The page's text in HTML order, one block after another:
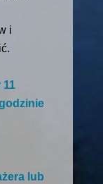
i
lub